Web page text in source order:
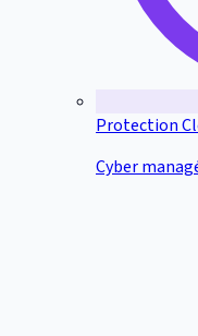
Protection
Cyber